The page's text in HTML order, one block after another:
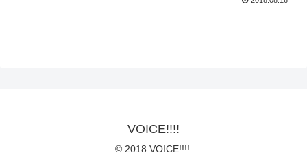
VOICE!!!!
© 2018 VOICE!!!!.